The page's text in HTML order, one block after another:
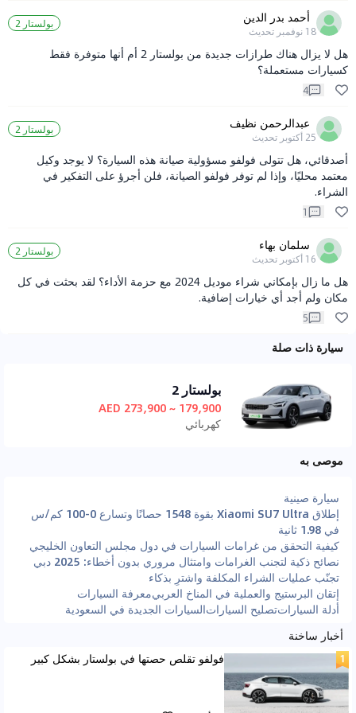
أحمد بدر الدين
18 نوفمبر تحديث
بولستار 2
هل لا يزال هناك طرازات جديدة من بولستار 2 أم أنها متوفرة فقط
كسيارات مستعملة؟
4
عبدالرحمن نظيف
25 أكتوبر تحديث
بولستار 2
أصدقائي، هل تتولى فولفو مسؤولية صيانة هذه السيارة؟ لا يوجد وكيل
معتمد محليًا، وإذا لم توفر فولفو الصيانة، فلن أجرؤ على التفكير في
الشراء.
1
سلمان بهاء
16 أكتوبر تحديث
بولستار 2
هل ما زال بإمكاني شراء موديل 2024 مع حزمة الأداء؟ لقد بحثت في كل
مكان ولم أجد أي خيارات إضافية.
5
سيارة ذات صلة
بولستار 2
179,900 ~ 273,900 AED
كهربائي
موصى به
سيارة صينية
إطلاق Xiaomi SU7 Ultra بقوة 1548 حصانًا وتسارع 0-100 كم/س
في 1.98 ثانية
كيفية التحقق من غرامات السيارات في دول مجلس التعاون الخليجي
نصائح ذكية لتجنب الغرامات وامتثال مروري بدون أخطاء: 2025 دبي
تجنّب عمليات الشراء المكلفة واشترِ بذكاء
إتقان البرستيج والعملية في المناخ العربيمعرفة السيارات
أدلة السياراتتصليح السياراتالسيارات الجديدة في السعودية
أخبار ساخنة
فولفو تقلص حصتها في بولستار بشكل كبير